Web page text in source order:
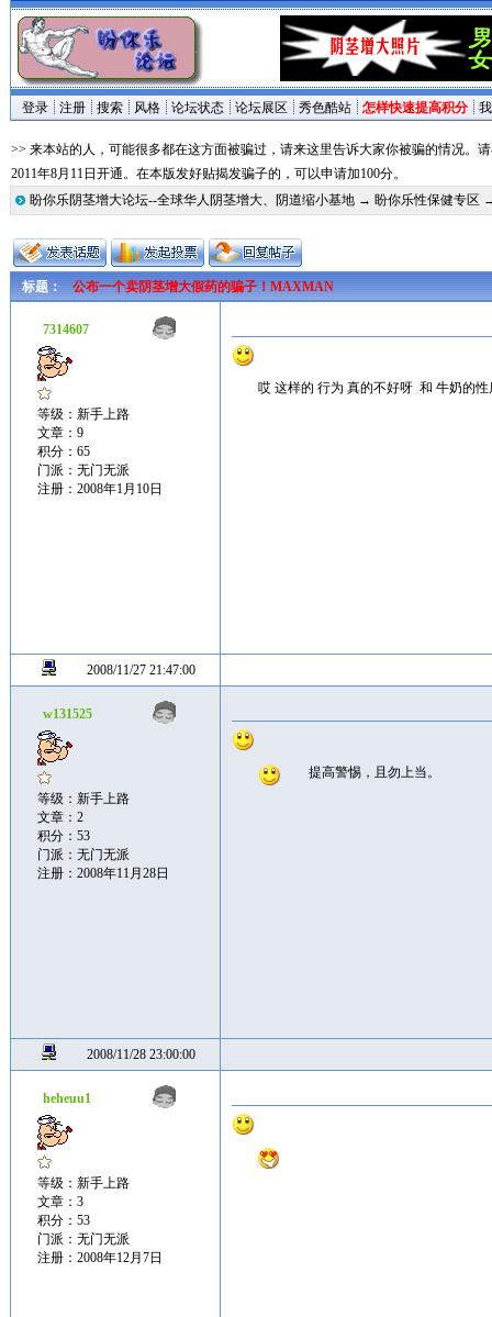
登录 注册 搜索 风格 论坛状态 论坛展区 秀色酷站 怎样快速提高积分
>> 来本站的人，可能很多都在这方面被骗过，请来这里告诉大家你被骗的情况。
2011年8月11日开通。在本版发好贴揭发骗子的，可以申请加100分。
盼你乐阴茎增大论坛--全球华人阴茎增大、阴道缩小基地→ 盼你乐性保健专区
标题： 公布一个卖阴茎增大假药的骗子！MAXMAN
7314607
等级：新手上路
文章：9
积分：65
门派：无门无派
注册：2008年1月10日
哎 这样的 行为 真的不好呀 和 牛奶的性
2008/11/27 21:47:00
w131525
等级：新手上路
文章：2
积分：53
门派：无门无派
注册：2008年11月28日
提高警惕，且勿上当。
2008/11/28 23:00:00
heheuu1
等级：新手上路
文章：3
积分：53
门派：无门无派
注册：2008年12月7日